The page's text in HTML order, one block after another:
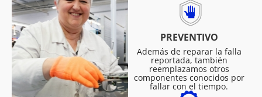
PREVENTIVO
Además de reparar la falla
reportada, también
reemplazamos otros
componentes conocidos por
fallar con el tiempo.